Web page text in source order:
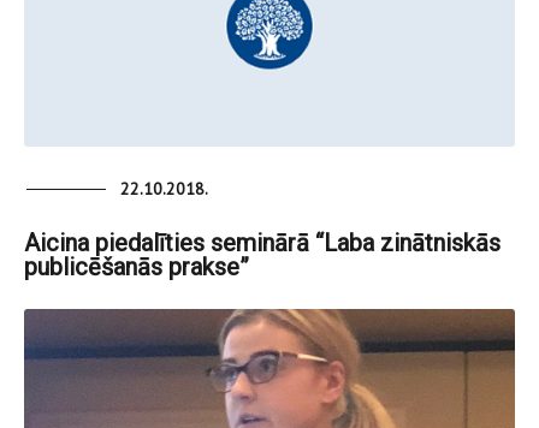
22.10.2018.
Aicina piedalīties seminārā “Laba zinātniskās
publicēšanās prakse”